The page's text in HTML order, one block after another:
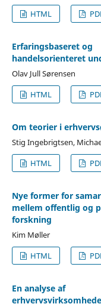
HTML
Erfaringsbaseret og
handelsorienteret
Olav Jull Sørensen
HTML
Om teorier i
Stig Ingebrigtsen,
HTML
Nye former for
mellem offentlig og
forskning
Kim Møller
HTML
En analyse af